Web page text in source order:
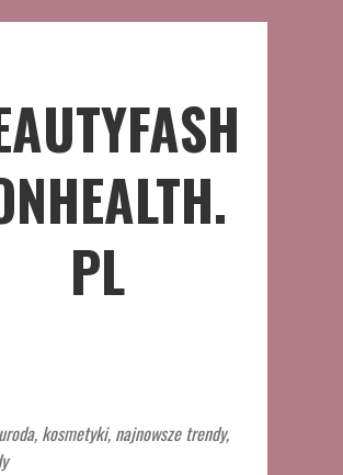
PL
kosmetyki, najnowsze trendy,